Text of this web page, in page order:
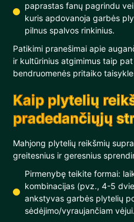
paprastas fanų pagrindu
kuris apdovanoja garbės
pilnus spalvos rinkinius.
Patikimi pranešimai apie
ir kultūrinius atgimimus taip
bendruomenės pritaiko
Kaip plytelių
pradedančiųjų
Mahjong plytelių reikšmių
greitesnius ir geresnius
Pirmenybę teikite formai:
kombinacijas (pvz., 4-5
ankstyvas garbės plytelių
sėdėjimo/vyraujančiam vėjui.